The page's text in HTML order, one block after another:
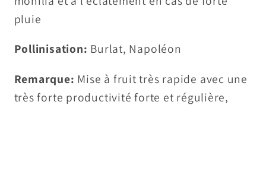
pluie
Pollinisation: Burlat, Napoléon
Remarque: Mise à fruit très rapide avec une
très forte productivité forte et régulière,